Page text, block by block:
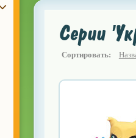
Серии
Сортировать: